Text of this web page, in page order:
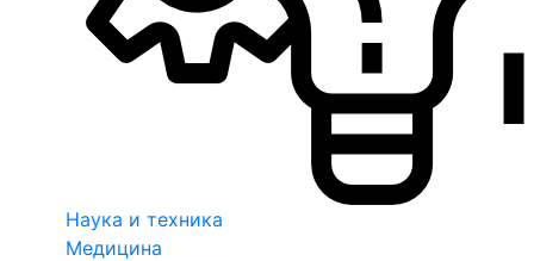
Наука и техника
Медицина